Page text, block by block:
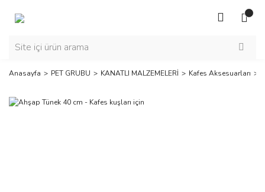
Anasayfa PET GRUBU KANATLI MALZEMELERİ Kafes Aksesuarları